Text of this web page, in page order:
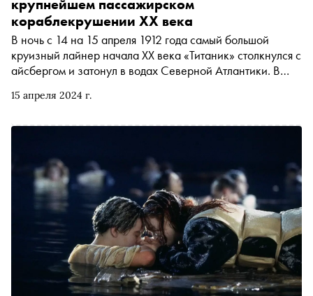
режиссером, правдивы ли мифы о Бермудском
треугольнике и почему на самом деле затонул батискаф
«Титан»
15 апреля 2024 г.
крупнейшем пассажирском
кораблекрушении ХХ века
В ночь с 14 на 15 апреля 1912 года самый большой
круизный лайнер начала ХХ века «Титаник» столкнулся с
айсбергом и затонул в водах Северной Атлантики. В
пассажиров и членов экипажа, спаслись 711 человек.
крупнейшей морской катастрофе